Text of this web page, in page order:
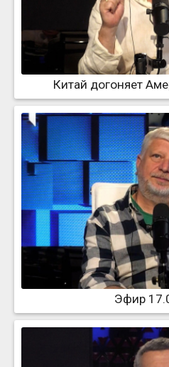
Китай догоняет
Эфир